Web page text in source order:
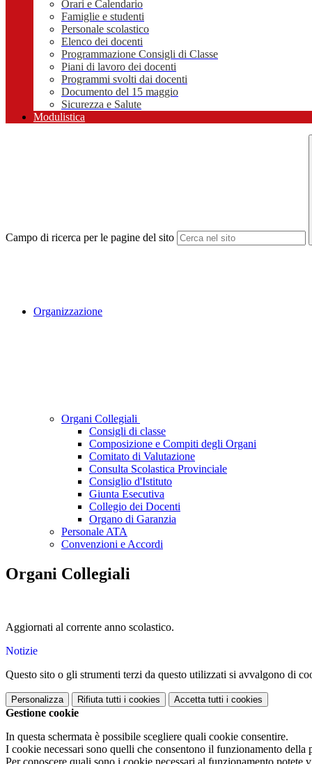
Orari e Calendario
Famiglie e studenti
Personale scolastico
Elenco dei docenti
Programmazione Consigli di Classe
Piani di lavoro dei docenti
Programmi svolti dai docenti
Documento del 15 maggio
Sicurezza e Salute
Modulistica
Campo di ricerca per le pagine del sito
Organizzazione
Organi Collegiali
Consigli di classe
Composizione e Compiti degli Organi
Comitato di Valutazione
Consulta Scolastica Provinciale
Consiglio d'Istituto
Giunta Esecutiva
Collegio dei Docenti
Organo di Garanzia
Personale ATA
Convenzioni e Accordi
Organi Collegiali
Aggiornati al corrente anno scolastico.
Notizie
Questo sito o gli strumenti terzi da questo utilizzati si avvalgono di
Personalizza Rifiuta tutti i cookies Accetta tutti i cookies
Gestione cookie
In questa schermata è possibile scegliere quali cookie consentire.
I cookie necessari sono quelli che consentono il funzionamento